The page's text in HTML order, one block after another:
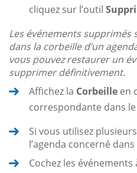
cliquez sur l’outil
Les événements supprimés
dans la corbeille d’un
vous pouvez restaurer un
supprimer définitivement.
Affichez la Corbeille en
correspondante dans
Si vous utilisez
l’agenda concerné
Cochez les